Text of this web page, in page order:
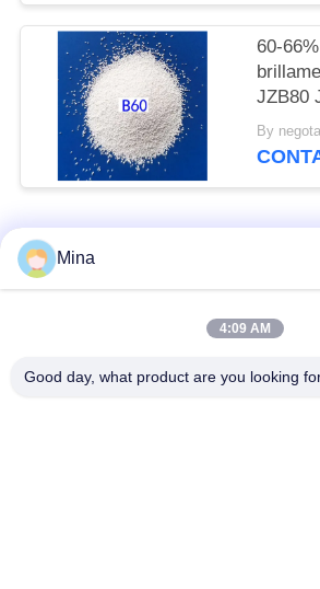
60-
JZB80
della
ZrO2
By
Categorie popolari
Media
Mina
4:09 AM
Good day, what product are you looking